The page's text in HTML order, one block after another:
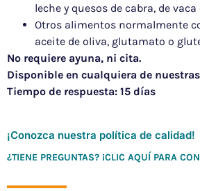
leche y quesos de cabra, de vaca
Otros alimentos normalmente
aceite de oliva, glutamato o
No requiere ayuna, ni cita.
Disponible en cualquiera de
Tiempo de respuesta: 15 días
¡Conozca nuestra política de calidad!
¿TIENE PREGUNTAS? ¡CLIC AQUÍ PARA